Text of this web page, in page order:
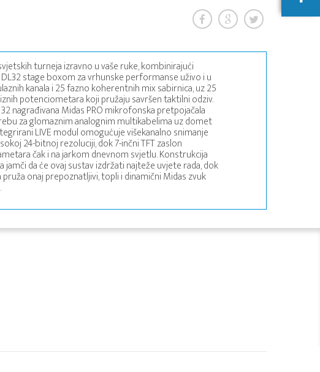
turneja izravno u vaše ruke, kombinirajući
stage boxom za vrhunske performanse uživo i u
kanala i 25 fazno koherentnih mix sabirnica, uz 25
potenciometara koji pružaju savršen taktilni odziv.
nagrađivana Midas PRO mikrofonska pretpojačala
za glomaznim analognim multikabelima uz domet
LIVE modul omogućuje višekanalno snimanje
24-bitnoj rezoluciji, dok 7-inčni TFT zaslon
čak i na jarkom dnevnom svjetlu. Konstrukcija
jamči da će ovaj sustav izdržati najteže uvjete rada, dok
onaj prepoznatljivi, topli i dinamični Midas zvuk